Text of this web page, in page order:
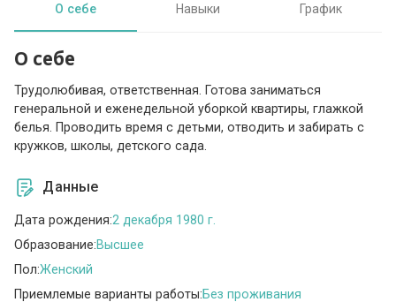
О себе Навыки График
О себе
Трудолюбивая, ответственная. Готова заниматься
генеральной и еженедельной уборкой квартиры, глажкой
белья. Проводить время с детьми, отводить и забирать с
кружков, школы, детского сада.
Данные
Дата рождения:2 декабря 1980 г.
Образование:Высшее
Пол:Женский
Приемлемые варианты работы:Без проживания